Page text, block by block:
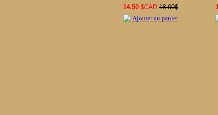
14.50$CAD 18.00$
Ajouter au panier